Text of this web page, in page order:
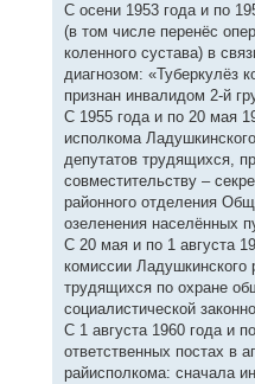
С осени 1953 года и по
(в том числе перенёс
коленного сустава) в
диагнозом: «Туберкулёз
признан инвалидом 2-й
С 1955 года и по 20 мая
исполкома
депутатов трудящихся,
совместительству –
районного отделения
озеленения населённых
С 20 мая и по 1 августа
комиссии Ладушкинского
трудящихся по охране
социалистической
С 1 августа 1960 года и
ответственных постах в
райисполкома: сначала